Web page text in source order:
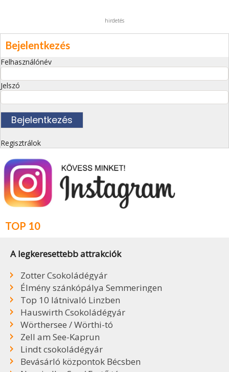
hirdetés
Bejelentkezés
Felhasználónév
Jelszó
Regisztrálok
TOP 10
A legkeresettebb attrakciók
Zotter Csokoládégyár
Élmény szánkópálya Semmeringen
Top 10 látnivaló Linzben
Hauswirth Csokoládégyár
Wörthersee / Wörthi-tó
Zell am See-Kaprun
Lindt csokoládégyár
Bevásárló központok Bécsben